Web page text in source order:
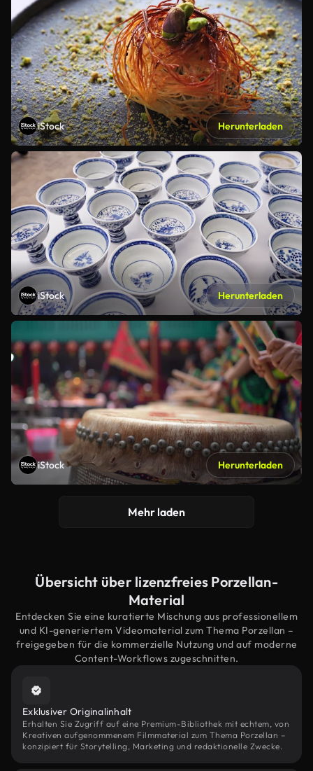
iStock Herunterladen
iStock Herunterladen
iStock Herunterladen
Mehr laden
Übersicht über lizenzfreies Porzellan-
Material
Entdecken Sie eine kuratierte Mischung aus professionellem
und KI-generiertem Videomaterial zum Thema Porzellan –
freigegeben für die kommerzielle Nutzung und auf moderne
Content-Workflows zugeschnitten.
Exklusiver Originalinhalt
Erhalten Sie Zugriff auf eine Premium-Bibliothek mit echtem, von
Kreativen aufgenommenem Filmmaterial zum Thema Porzellan –
konzipiert für Storytelling, Marketing und redaktionelle Zwecke.